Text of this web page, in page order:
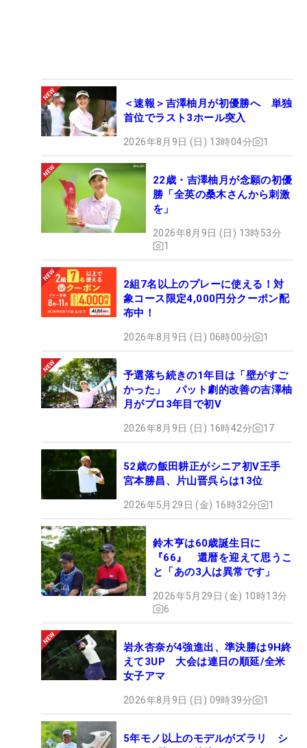
＜速報＞吉澤柚月が初優勝へ 単独
首位でラスト3ホール突入
2026年8月9日 (日) 13時04分 1
22歳・吉澤柚月が念願の初優
勝「全英の桑木さんから刺激
を」
2026年8月9日 (日) 13時53分
1
2組7名以上のプレーに使える！対
象コース限定4,000円分クーポン配
布中！
2026年8月9日 (日) 06時00分 1
予選落ち続きの1年目は「壁がすご
かった」 パット劇的改善の吉澤柚
月がプロ3年目で初V
2026年8月9日 (日) 16時42分 17
52歳の飯田耕正がシニア初V王手
宮本勝昌、片山晋呉らは13位
2026年5月29日 (金) 16時32分 1
鈴木亨は60歳誕生日に
『66』 還暦を迎えて思うこ
と「あの3人は異常です」
2026年5月29日 (金) 10時13分
6
岩永杏奈が4強進出、準決勝は9H終
えて3UP 大会は連日の順延/全米
女子アマ
2026年8月9日 (日) 09時39分 1
5年モノ以上のモデルがズラリ シ